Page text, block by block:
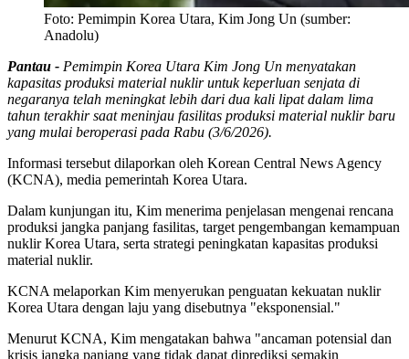
Foto: Pemimpin Korea Utara, Kim Jong Un (sumber:
Anadolu)
Pantau - Pemimpin Korea Utara Kim Jong Un menyatakan
kapasitas produksi material nuklir untuk keperluan senjata di
negaranya telah meningkat lebih dari dua kali lipat dalam lima
tahun terakhir saat meninjau fasilitas produksi material nuklir baru
yang mulai beroperasi pada Rabu (3/6/2026).
Informasi tersebut dilaporkan oleh Korean Central News Agency
(KCNA), media pemerintah Korea Utara.
Dalam kunjungan itu, Kim menerima penjelasan mengenai rencana
produksi jangka panjang fasilitas, target pengembangan kemampuan
nuklir Korea Utara, serta strategi peningkatan kapasitas produksi
material nuklir.
KCNA melaporkan Kim menyerukan penguatan kekuatan nuklir
Korea Utara dengan laju yang disebutnya "eksponensial."
Menurut KCNA, Kim mengatakan bahwa "ancaman potensial dan
krisis jangka panjang yang tidak dapat diprediksi semakin